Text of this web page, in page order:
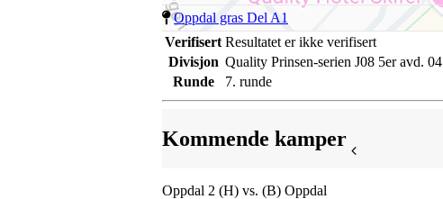
Oppdal gras Del A1
Verifisert Resultatet er ikke verifisert
Divisjon Quality Prinsen-serien J08 5er avd. 04
Runde
7. runde
Kommende kamper
Oppdal 2 (H) vs. (B) Oppdal